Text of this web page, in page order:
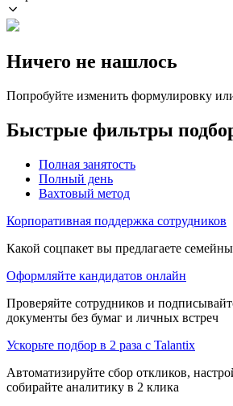
Ничего не нашлось
Попробуйте изменить формулировку
Быстрые фильтры
Полная занятость
Полный день
Вахтовый метод
Корпоративная поддержка сотрудников
Какой соцпакет вы предлагаете
Оформляйте кандидатов онлайн
Проверяйте сотрудников и
документы без бумаг и личных встреч
Ускорьте подбор в 2 раза с Talantix
Автоматизируйте сбор откликов,
собирайте аналитику в 2 клика